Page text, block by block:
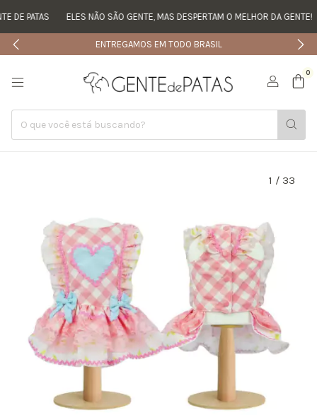
DE PATAS ELES NÃO SÃO GENTE, MAS DESPERTAM O MELHOR DA GENTE!
ENTREGAMOS EM TODO BRASIL
0
1 / 33